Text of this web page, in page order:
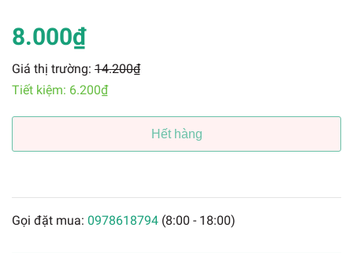
8.000₫
Giá thị trường: 14.200₫
Tiết kiệm: 6.200₫
Hết hàng
Gọi đặt mua: 0978618794 (8:00 - 18:00)